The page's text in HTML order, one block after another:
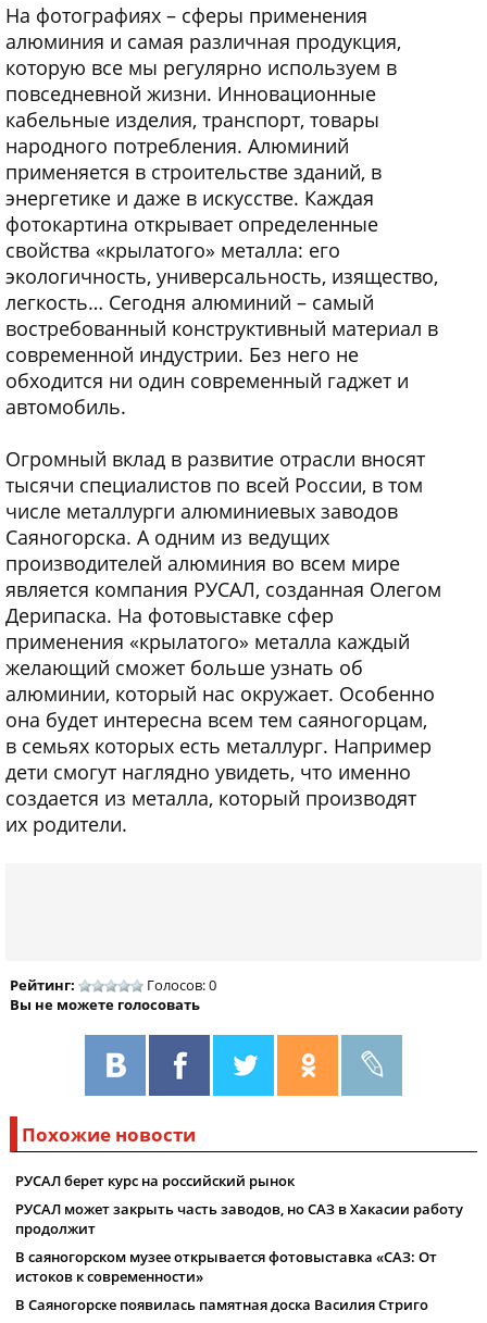
На фотографиях – сферы применения
алюминия и самая различная продукция,
которую все мы регулярно используем в
повседневной жизни. Инновационные
кабельные изделия, транспорт, товары
народного потребления. Алюминий
применяется в строительстве зданий, в
энергетике и даже в искусстве. Каждая
фотокартина открывает определенные
свойства «крылатого» металла: его
экологичность, универсальность, изящество,
легкость… Сегодня алюминий – самый
востребованный конструктивный материал в
современной индустрии. Без него не
обходится ни один современный гаджет и
автомобиль.
Огромный вклад в развитие отрасли вносят
тысячи специалистов по всей России, в том
числе металлурги алюминиевых заводов
Саяногорска. А одним из ведущих
производителей алюминия во всем мире
является компания РУСАЛ, созданная Олегом
Дерипаска. На фотовыставке сфер
применения «крылатого» металла каждый
желающий сможет больше узнать об
алюминии, который нас окружает. Особенно
она будет интересна всем тем саяногорцам,
в семьях которых есть металлург. Например
дети смогут наглядно увидеть, что именно
создается из металла, который производят
их родители.
Рейтинг:
Голосов: 0
Вы не можете голосовать
Похожие новости
РУСАЛ берет курс на российский рынок
РУСАЛ может закрыть часть заводов, но САЗ в Хакасии работу
продолжит
В саяногорском музее открывается фотовыставка «САЗ: От
истоков к современности»
В Саяногорске появилась памятная доска Василия Стриго